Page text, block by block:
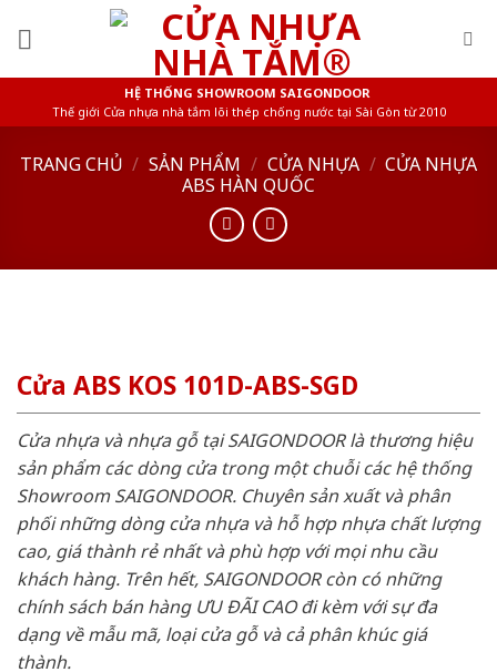
HỆ THỐNG SHOWROOM SAIGONDOOR
Thế giới Cửa nhựa nhà tắm lõi thép chống nước tại Sài Gòn từ 2010
TRANG CHỦ / SẢN PHẨM / CỬA NHỰA / CỬA NHỰA
ABS HÀN QUỐC
Cửa ABS KOS 101D-ABS-SGD
Cửa nhựa và nhựa gỗ tại SAIGONDOOR là thương hiệu
sản phẩm các dòng cửa trong một chuỗi các hệ thống
Showroom SAIGONDOOR. Chuyên sản xuất và phân
phối những dòng cửa nhựa và hỗ hợp nhựa chất lượng
cao, giá thành rẻ nhất và phù hợp với mọi nhu cầu
khách hàng. Trên hết, SAIGONDOOR còn có những
chính sách bán hàng ƯU ĐÃI CAO đi kèm với sự đa
dạng về mẫu mã, loại cửa gỗ và cả phân khúc giá
thành.